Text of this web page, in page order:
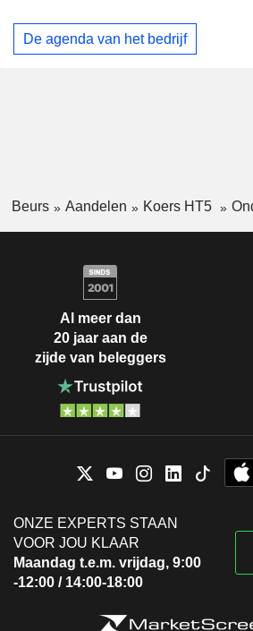
De agenda van het bedrijf
Beurs Aandelen Koers HT5
Al meer dan
20 jaar aan de
zijde van beleggers
ONZE EXPERTS STAAN
VOOR JOU KLAAR
Maandag t.e.m. vrijdag, 9:00
-12:00 / 14:00-18:00